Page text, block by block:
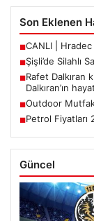
Son Eklenen
■CANLI | Hradec
■Şişli’de Silahlı
■Rafet Dalkıran
Dalkıran’ın
■Outdoor
■Petrol Fiyatları
Güncel